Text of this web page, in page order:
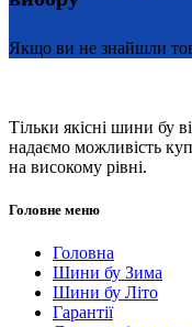
Якщо ви не знайшли
Тільки якісні шини бу
надаємо можливість
на високому рівні.
Головне меню
Головна
Шини бу Зима
Шини бу Літо
Гарантії